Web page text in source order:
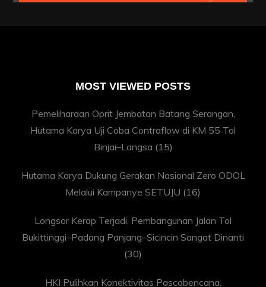
MOST VIEWED POSTS
Pemeliharaan Oprit Jembatan Batang Serangan,
Hutama Karya Uji Coba Contraflow di KM 55 Tol
Binjai–Langsa (15)
Hutama Karya Dukung Gerakan Nasional Zero ODOL
Melalui Kampanye SETUJU (16)
Longsor Kerap Terjadi, Pembangunan Jalan Tol
Bukittinggi–Padang Panjang–Sicincin Sangat Dinanti
(30)
HKI Pulihkan Konektivitas Pascabencana,